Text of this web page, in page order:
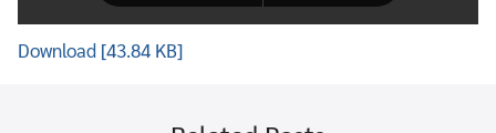
Download [43.84 KB]